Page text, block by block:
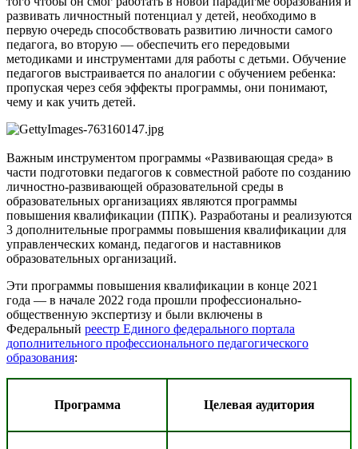
развивать личностный потенциал у детей, необходимо в
первую очередь способствовать развитию личности самого
педагога, во вторую — обеспечить его передовыми
методиками и инструментами для работы с детьми. Обучение
педагогов выстраивается по аналогии с обучением ребенка:
пропуская через себя эффекты программы, они понимают,
чему и как учить детей.
Важным инструментом программы «Развивающая среда» в
части подготовки педагогов к совместной работе по созданию
личностно-развивающей образовательной среды в
образовательных организациях являются программы
повышения квалификации (ППК). Разработаны и реализуются
3 дополнительные программы повышения квалификации для
управленческих команд, педагогов и наставников
образовательных организаций.
Эти программы повышения квалификации в конце 2021
года ― в начале 2022 года прошли профессионально-
общественную экспертизу и были включены в
Федеральный реестр Единого федерального портала
дополнительного профессионального педагогического
образования:
Программа Целевая аудитория